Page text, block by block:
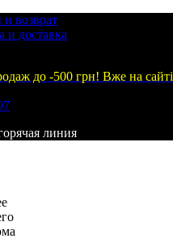
возврат
и доставка
до -500 грн! Вже на сайті
линия